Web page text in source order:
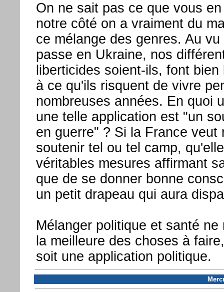
On ne sait pas ce que vous
notre côté on a vraiment du
ce mélange des genres. Au
passe en Ukraine, nos
liberticides soient-ils, font
à ce qu'ils risquent de vivre
nombreuses années. En quoi
une telle application est "un
en guerre" ? Si la France veut
soutenir tel ou tel camp,
véritables mesures affirmant
que de se donner bonne
un petit drapeau qui aura
Mélanger politique et santé
la meilleure des choses à
soit une application politique.